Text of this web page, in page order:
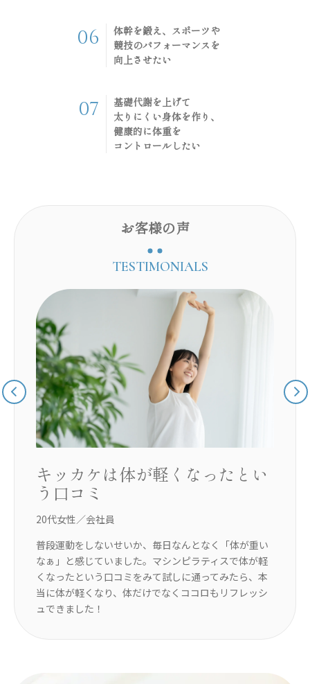
06
体幹を鍛え、スポーツや
競技のパフォーマンスを
向上させたい
07
基礎代謝を上げて
太りにくい身体を作り、
健康的に体重を
コントロールしたい
お客様の声
TESTIMONIALS
キッカケは体が軽くなったとい
う口コミ
20代女性／会社員
普段運動をしないせいか、毎日なんとなく「体が重い
なぁ」と感じていました。マシンピラティスで体が軽
くなったという口コミをみて試しに通ってみたら、本
当に体が軽くなり、体だけでなくココロもリフレッシ
ュできました！